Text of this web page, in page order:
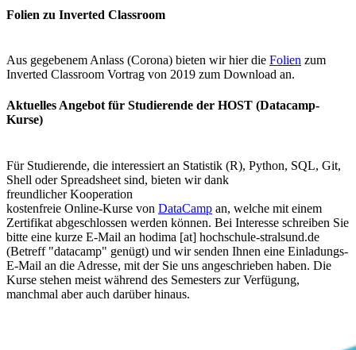
Fo­li­en zu In­ver­ted Class­room
Aus gegebenem Anlass (Corona) bieten wir hier die Folien zum
Inverted Classroom Vortrag von 2019 zum Download an.
Ak­tu­el­les An­ge­bot für Stu­die­ren­de der HOST (Data­camp-
Kurse)
Für Studierende, die interessiert an Statistik (R), Python, SQL, Git,
Shell oder Spreadsheet sind, bieten wir dank
freundlicher Kooperation
kostenfreie Online-Kurse von DataCamp an, welche mit einem
Zertifikat abgeschlossen werden können. Bei Interesse schreiben Sie
bitte eine kurze E-Mail an hodima [at] hochschule-stralsund.de
(Betreff "datacamp" genügt) und wir senden Ihnen eine Einladungs-
E-Mail an die Adresse, mit der Sie uns angeschrieben haben. Die
Kurse stehen meist während des Semesters zur Verfügung,
manchmal aber auch darüber hinaus.